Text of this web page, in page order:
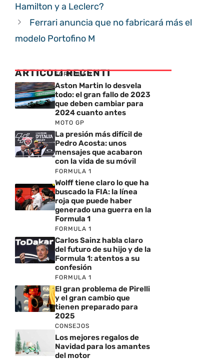
Hamilton y a Leclerc?
Ferrari anuncia que no fabricará más el
modelo Portofino M
ARTICOLI RECENTI
FORMULA 1
Aston Martin lo desvela
todo: el gran fallo de 2023
que deben cambiar para
2024 cuanto antes
MOTO GP
La presión más difícil de
Pedro Acosta: unos
mensajes que acabaron
con la vida de su móvil
FORMULA 1
Wolff tiene claro lo que ha
buscado la FIA: la línea
roja que puede haber
generado una guerra en la
Formula 1
FORMULA 1
Carlos Sainz habla claro
del futuro de su hijo y de la
Formula 1: atentos a su
confesión
FORMULA 1
El gran problema de Pirelli
y el gran cambio que
tienen preparado para
2025
CONSEJOS
Los mejores regalos de
Navidad para los amantes
del motor